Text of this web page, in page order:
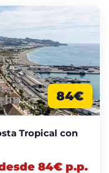
84€
Tropical con
84€ p.p.